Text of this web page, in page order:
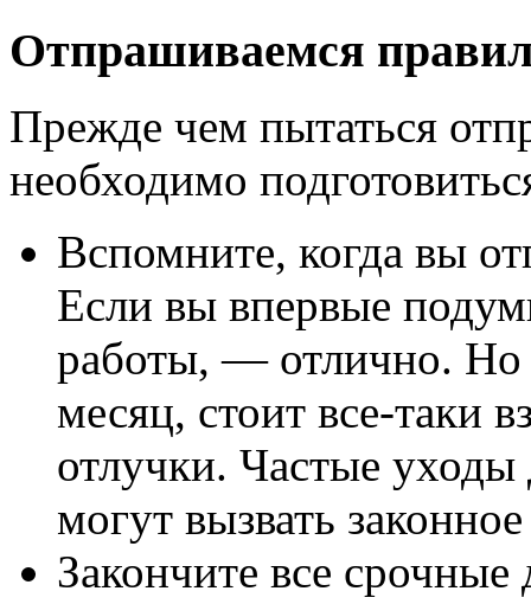
Отпрашиваемся
Прежде чем пытаться
необходимо
Вспомните, когда вы
Если вы впервые
работы, — отлично. Но
месяц, стоит все-таки
отлучки. Частые уходы
могут вызвать
Закончите все